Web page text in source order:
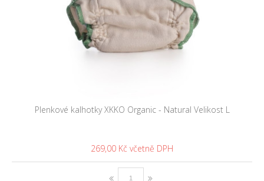
Plenkové kalhotky XKKO Organic - Natural Velikost L
269,00 Kč